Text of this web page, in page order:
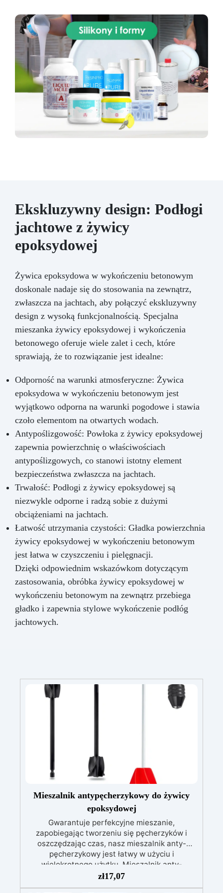
Ekskluzywny design: Podłogi
jachtowe z żywicy
epoksydowej
Żywica epoksydowa w wykończeniu betonowym
doskonale nadaje się do stosowania na zewnątrz,
zwłaszcza na jachtach, aby połączyć ekskluzywny
design z wysoką funkcjonalnością. Specjalna
mieszanka żywicy epoksydowej i wykończenia
betonowego oferuje wiele zalet i cech, które
sprawiają, że to rozwiązanie jest idealne:
Odporność na warunki atmosferyczne: Żywica
epoksydowa w wykończeniu betonowym jest
wyjątkowo odporna na warunki pogodowe i stawia
czoło elementom na otwartych wodach.
Antypoślizgowość: Powłoka z żywicy epoksydowej
zapewnia powierzchnię o właściwościach
antypoślizgowych, co stanowi istotny element
bezpieczeństwa zwłaszcza na jachtach.
Trwałość: Podłogi z żywicy epoksydowej są
niezwykle odporne i radzą sobie z dużymi
obciążeniami na jachtach.
Łatwość utrzymania czystości: Gładka powierzchnia
żywicy epoksydowej w wykończeniu betonowym
jest łatwa w czyszczeniu i pielęgnacji.
Dzięki odpowiednim wskazówkom dotyczącym
zastosowania, obróbka żywicy epoksydowej w
wykończeniu betonowym na zewnątrz przebiega
gładko i zapewnia stylowe wykończenie podłóg
jachtowych.
Mieszalnik antypęcherzykowy do żywicy
epoksydowej
Gwarantuje perfekcyjne mieszanie,
zapobiegając tworzeniu się pęcherzyków i
oszczędzając czas, nasz mieszalnik anty-
pęcherzykowy jest łatwy w użyciu i
wielokrotnego użytku. Mieszalnik anty-
pęcherzykowy do mieszania żywicy
epoksydowej to wysokiej jakości narzędzie,
zł17,07